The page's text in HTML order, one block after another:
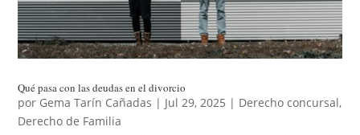
Qué pasa con las deudas en el divorcio
por Gema Tarín Cañadas | Jul 29, 2025 | Derecho concursal,
Derecho de Familia